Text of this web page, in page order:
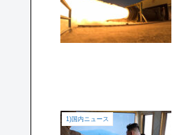
1)国内ニュース